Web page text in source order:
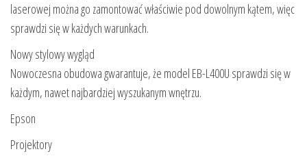
laserowej można go zamontować właściwie pod dowolnym kątem, więc
sprawdzi się w każdych warunkach.
Nowy stylowy wygląd
Nowoczesna obudowa gwarantuje, że model EB-L400U sprawdzi się w
każdym, nawet najbardziej wyszukanym wnętrzu.
Epson
Projektory